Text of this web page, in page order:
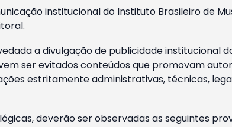
institucional do Instituto Brasileiro de
a divulgação de publicidade institucional
ser evitados conteúdos que promovam
estritamente administrativas, técnicas,
deverão ser observadas as seguintes